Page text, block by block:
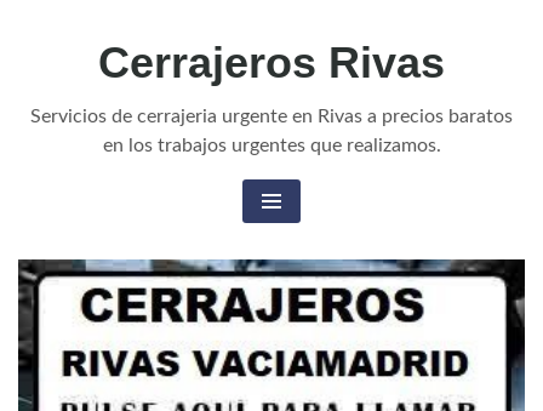
Cerrajeros Rivas
Servicios de cerrajeria urgente en Rivas a precios baratos
en los trabajos urgentes que realizamos.